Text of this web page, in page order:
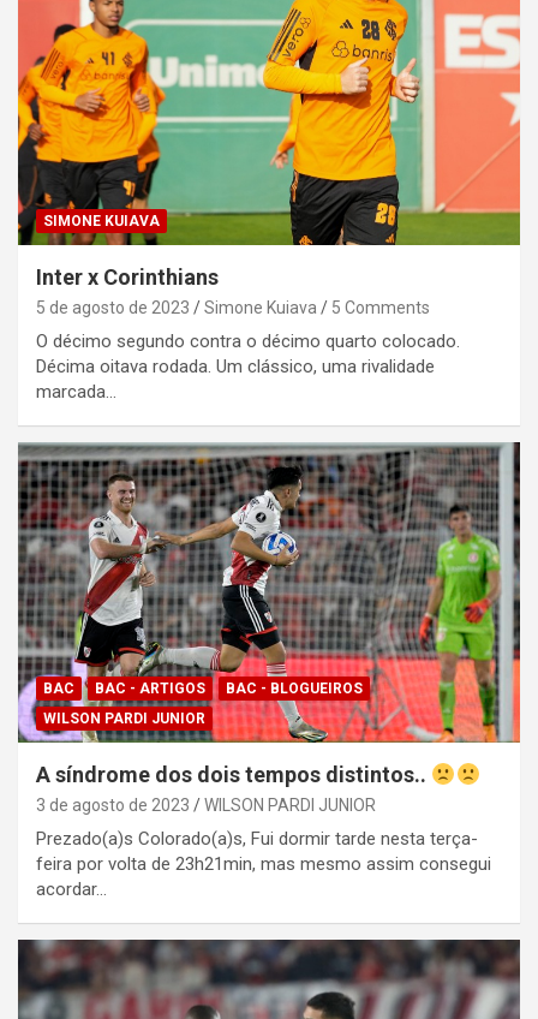
SIMONE KUIAVA
Inter x Corinthians
5 de agosto de 2023 Simone Kuiava 5 Comments
O décimo segundo contra o décimo quarto colocado.
Décima oitava rodada. Um clássico, uma rivalidade
marcada…
BAC BAC - ARTIGOS
BAC - BLOGUEIROS
WILSON PARDI JUNIOR
A síndrome dos dois tempos distintos..
3 de agosto de 2023 WILSON PARDI JUNIOR
Prezado(a)s Colorado(a)s, Fui dormir tarde nesta terça-
feira por volta de 23h21min, mas mesmo assim consegui
acordar…